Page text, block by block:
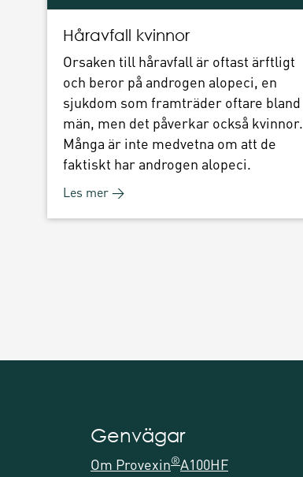
Håravfall kvinnor
Orsaken till håravfall är oftast ärftligt
och beror på androgen alopeci, en
sjukdom som framträder oftare bland
män, men det påverkar också kvinnor.
Många är inte medvetna om att de
faktiskt har androgen alopeci.
Les mer →
Genvägar
Om Provexin®A100HF